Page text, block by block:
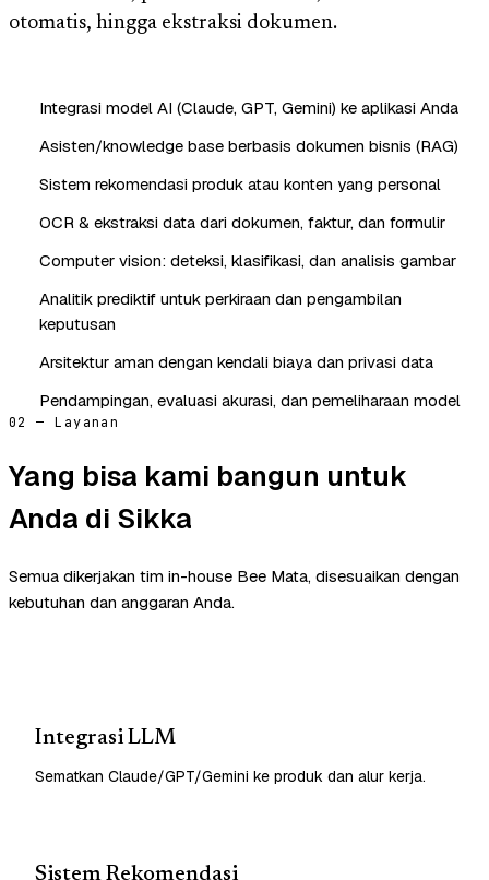
otomatis, hingga ekstraksi dokumen.
Integrasi model AI (Claude, GPT, Gemini) ke aplikasi Anda
Asisten/knowledge base berbasis dokumen bisnis (RAG)
Sistem rekomendasi produk atau konten yang personal
OCR & ekstraksi data dari dokumen, faktur, dan formulir
Computer vision: deteksi, klasifikasi, dan analisis gambar
Analitik prediktif untuk perkiraan dan pengambilan
keputusan
Arsitektur aman dengan kendali biaya dan privasi data
Pendampingan, evaluasi akurasi, dan pemeliharaan model
02 — Layanan
Yang bisa kami bangun untuk
Anda di Sikka
Semua dikerjakan tim in-house Bee Mata, disesuaikan dengan
kebutuhan dan anggaran Anda.
Integrasi LLM
Sematkan Claude/GPT/Gemini ke produk dan alur kerja.
Sistem Rekomendasi